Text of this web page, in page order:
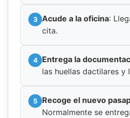
Acude a la oficina:
cita.
Entrega la
las huellas dactilares y
Recoge el nuevo
Normalmente se